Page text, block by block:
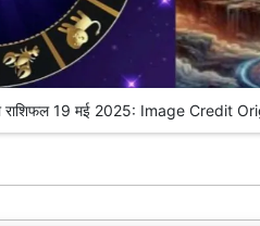
19 मई 2025: Image Credit